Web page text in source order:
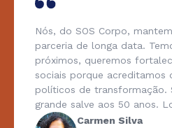
Nós, do SOS Corpo,
parceria de longa data.
próximos, queremos
sociais porque acreditamos
políticos de transformação.
grande salve aos 50 anos.
Carmen Silva